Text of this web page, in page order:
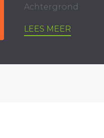
Achtergrond
LEES MEER